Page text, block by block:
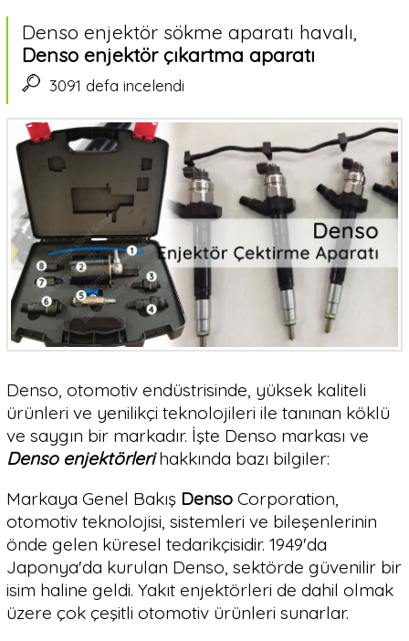
Denso enjektör sökme aparatı havalı,
Denso enjektör çıkartma aparatı
3091 defa incelendi
Denso, otomotiv endüstrisinde, yüksek kaliteli
ürünleri ve yenilikçi teknolojileri ile tanınan köklü
ve saygın bir markadır. İşte Denso markası ve
Denso enjektörlerihakkında bazı bilgiler:
Markaya Genel Bakış Denso Corporation,
otomotiv teknolojisi, sistemleri ve bileşenlerinin
önde gelen küresel tedarikçisidir. 1949'da
Japonya'da kurulan Denso, sektörde güvenilir bir
isim haline geldi. Yakıt enjektörleri de dahil olmak
üzere çok çeşitli otomotiv ürünleri sunarlar.